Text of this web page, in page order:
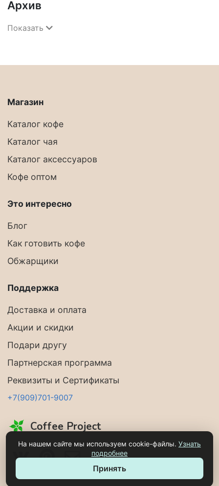
Архив
Показать
Магазин
Каталог кофе
Каталог чая
Каталог аксессуаров
Кофе оптом
Это интересно
Блог
Как готовить кофе
Обжарщики
Поддержка
Доставка и оплата
Акции и скидки
Подари другу
Партнерская программа
Реквизиты и Сертификаты
+7(909)701-9007
Coffee Project
На нашем сайте мы используем cookie-файлы. Узнать
подробнее
Принять